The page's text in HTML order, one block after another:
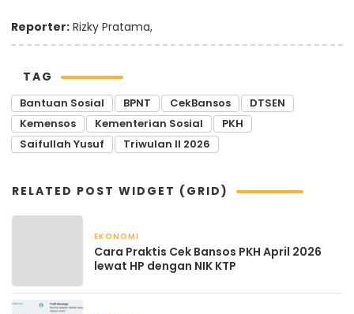
Reporter: Rizky Pratama,
TAG
Bantuan Sosial BPNT CekBansos
DTSEN
Kemensos
Kementerian Sosial
PKH
Saifullah Yusuf
Triwulan II 2026
RELATED POST WIDGET (GRID)
EKONOMI
Cara Praktis Cek Bansos PKH April 2026
lewat HP dengan NIK KTP